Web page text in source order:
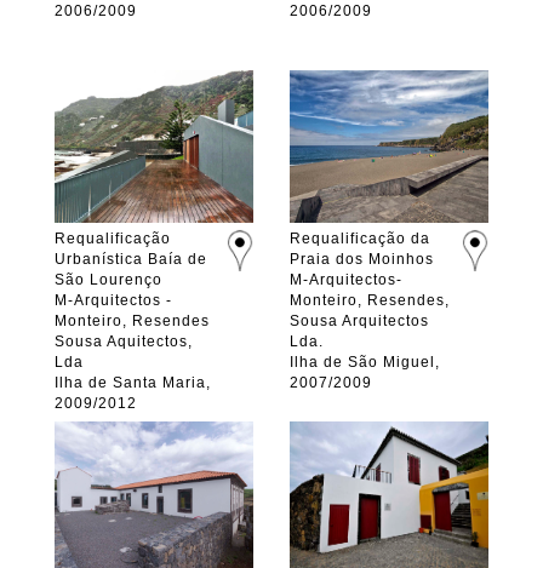
2006/2009
2006/2009
Requalificação
Urbanística Baía de
São Lourenço
M-Arquitectos -
Monteiro, Resendes
Sousa Aquitectos,
Lda
Ilha de Santa Maria,
2009/2012
Requalificação da
Praia dos Moinhos
M-Arquitectos-
Monteiro, Resendes,
Sousa Arquitectos
Lda.
Ilha de São Miguel,
2007/2009